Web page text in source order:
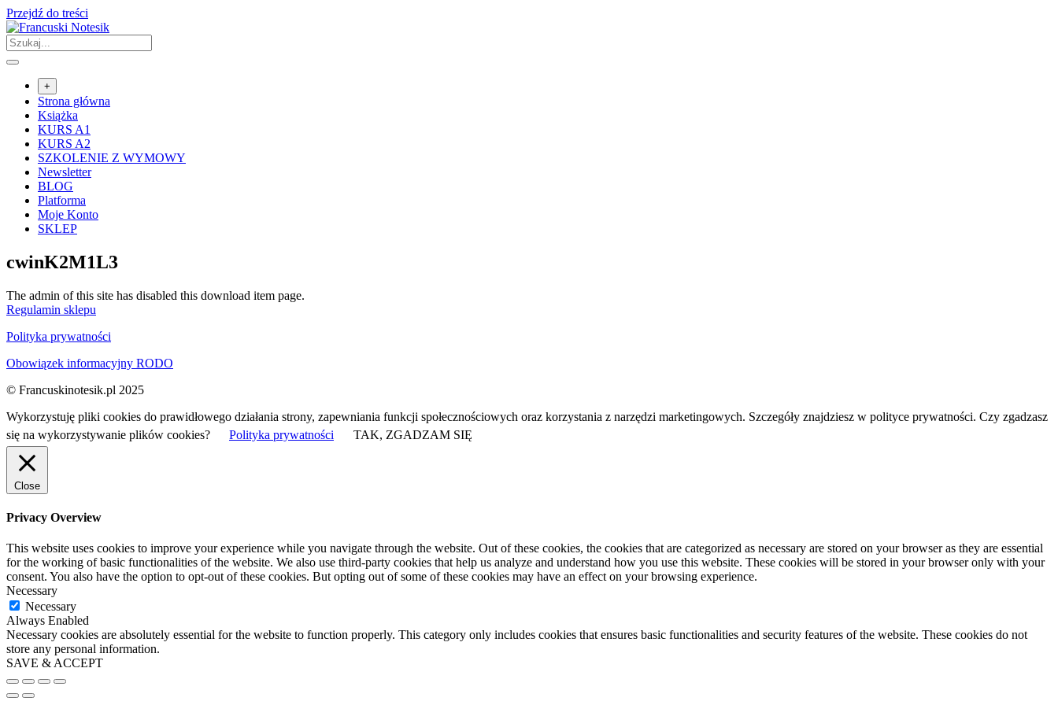
Przejdź do treści
+
Strona główna
Książka
KURS A1
KURS A2
SZKOLENIE Z WYMOWY
Newsletter
BLOG
Platforma
Moje Konto
SKLEP
cwinK2M1L3
The admin of this site has disabled this download item page.
Regulamin sklepu
Polityka prywatności
Obowiązek informacyjny RODO
© Francuskinotesik.pl 2025
Wykorzystuję pliki cookies do prawidłowego działania strony, zapewniania funkcji społecznościowych oraz korzystania z narzędzi marketingowych. Szczegóły znajdziesz w polityce prywatności. Czy zgadzasz
się na wykorzystywanie plików cookies?
Polityka prywatności TAK, ZGADZAM SIĘ
Close
Privacy Overview
This website uses cookies to improve your experience while you navigate through the website. Out of these cookies, the cookies that are categorized as necessary are stored on your browser as they are essential
for the working of basic functionalities of the website. We also use third-party cookies that help us analyze and understand how you use this website. These cookies will be stored in your browser only with your
consent. You also have the option to opt-out of these cookies. But opting out of some of these cookies may have an effect on your browsing experience.
Necessary
Necessary
Always Enabled
Necessary cookies are absolutely essential for the website to function properly. This category only includes cookies that ensures basic functionalities and security features of the website. These cookies do not
store any personal information.
SAVE & ACCEPT